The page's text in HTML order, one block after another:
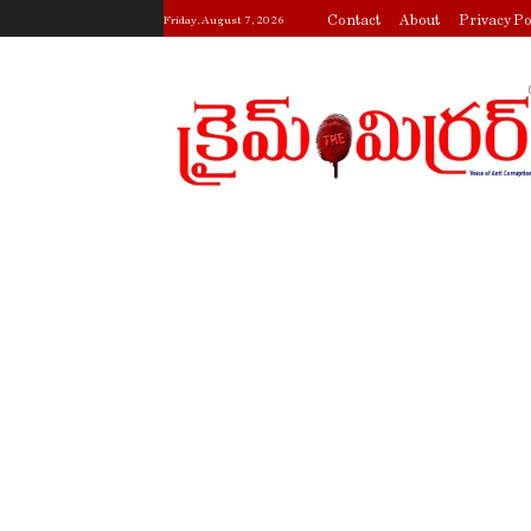
Friday, August 7, 2026 Contact About Privacy